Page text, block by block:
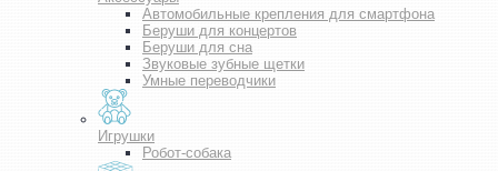
Автомобильные крепления для смартфона
Беруши для концертов
Беруши для сна
Звуковые зубные щетки
Умные переводчики
Игрушки
Робот-собака